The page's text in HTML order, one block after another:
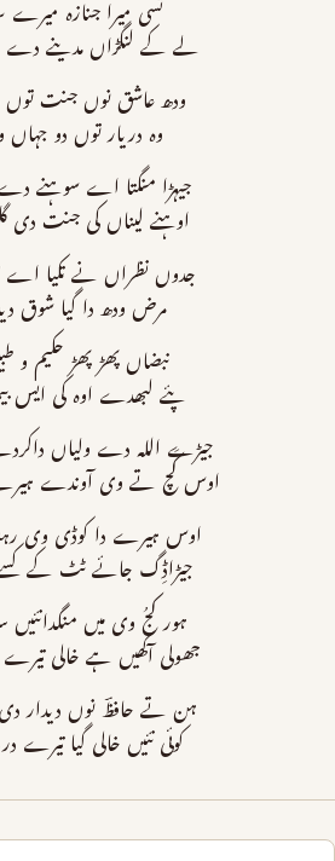
تسی میرا جنازہ میرے
لے کے لنگڑاں مدینے دے
ودھ عاشق نوں جنت توں
وہ دریار توں دو جہاں
جیہڑا منگتا اے سوہنے دے
اوہنے لیناں کی جنت دی
جدوں نظراں نے تکیا اے
مرض ودھ دا گیا شوق
نبضاں پھڑ پھڑ حکیم و
پئے لبھدے اوہ کی ایس
جیڑے اللہ دے ولیاں
اوس کَچ تے وی آوندے
اوس ہیرے دا کوڈی وی
جیڑاڈِگ جائے ٹٹ کے
ہور کجُ وی میں منگدانئیں
جھولی آکھیں ہے خالی تیرے
ہن تے حافظؔ نوں دیدار
کوئی نئیں خالی گیا تیرے